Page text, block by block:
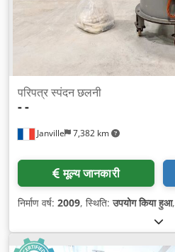
Janville 7,382 km
परिपत्र स्पंदन छलनी
--
मूल्य जानकारी
निर्माण वर्ष: 2009, स्थिति:उपयोग किया हुआ,